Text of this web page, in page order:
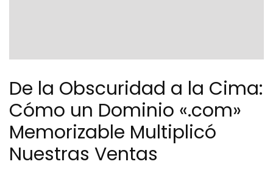
De la Obscuridad a la Cima:
Cómo un Dominio «.com»
Memorizable Multiplicó
Nuestras Ventas